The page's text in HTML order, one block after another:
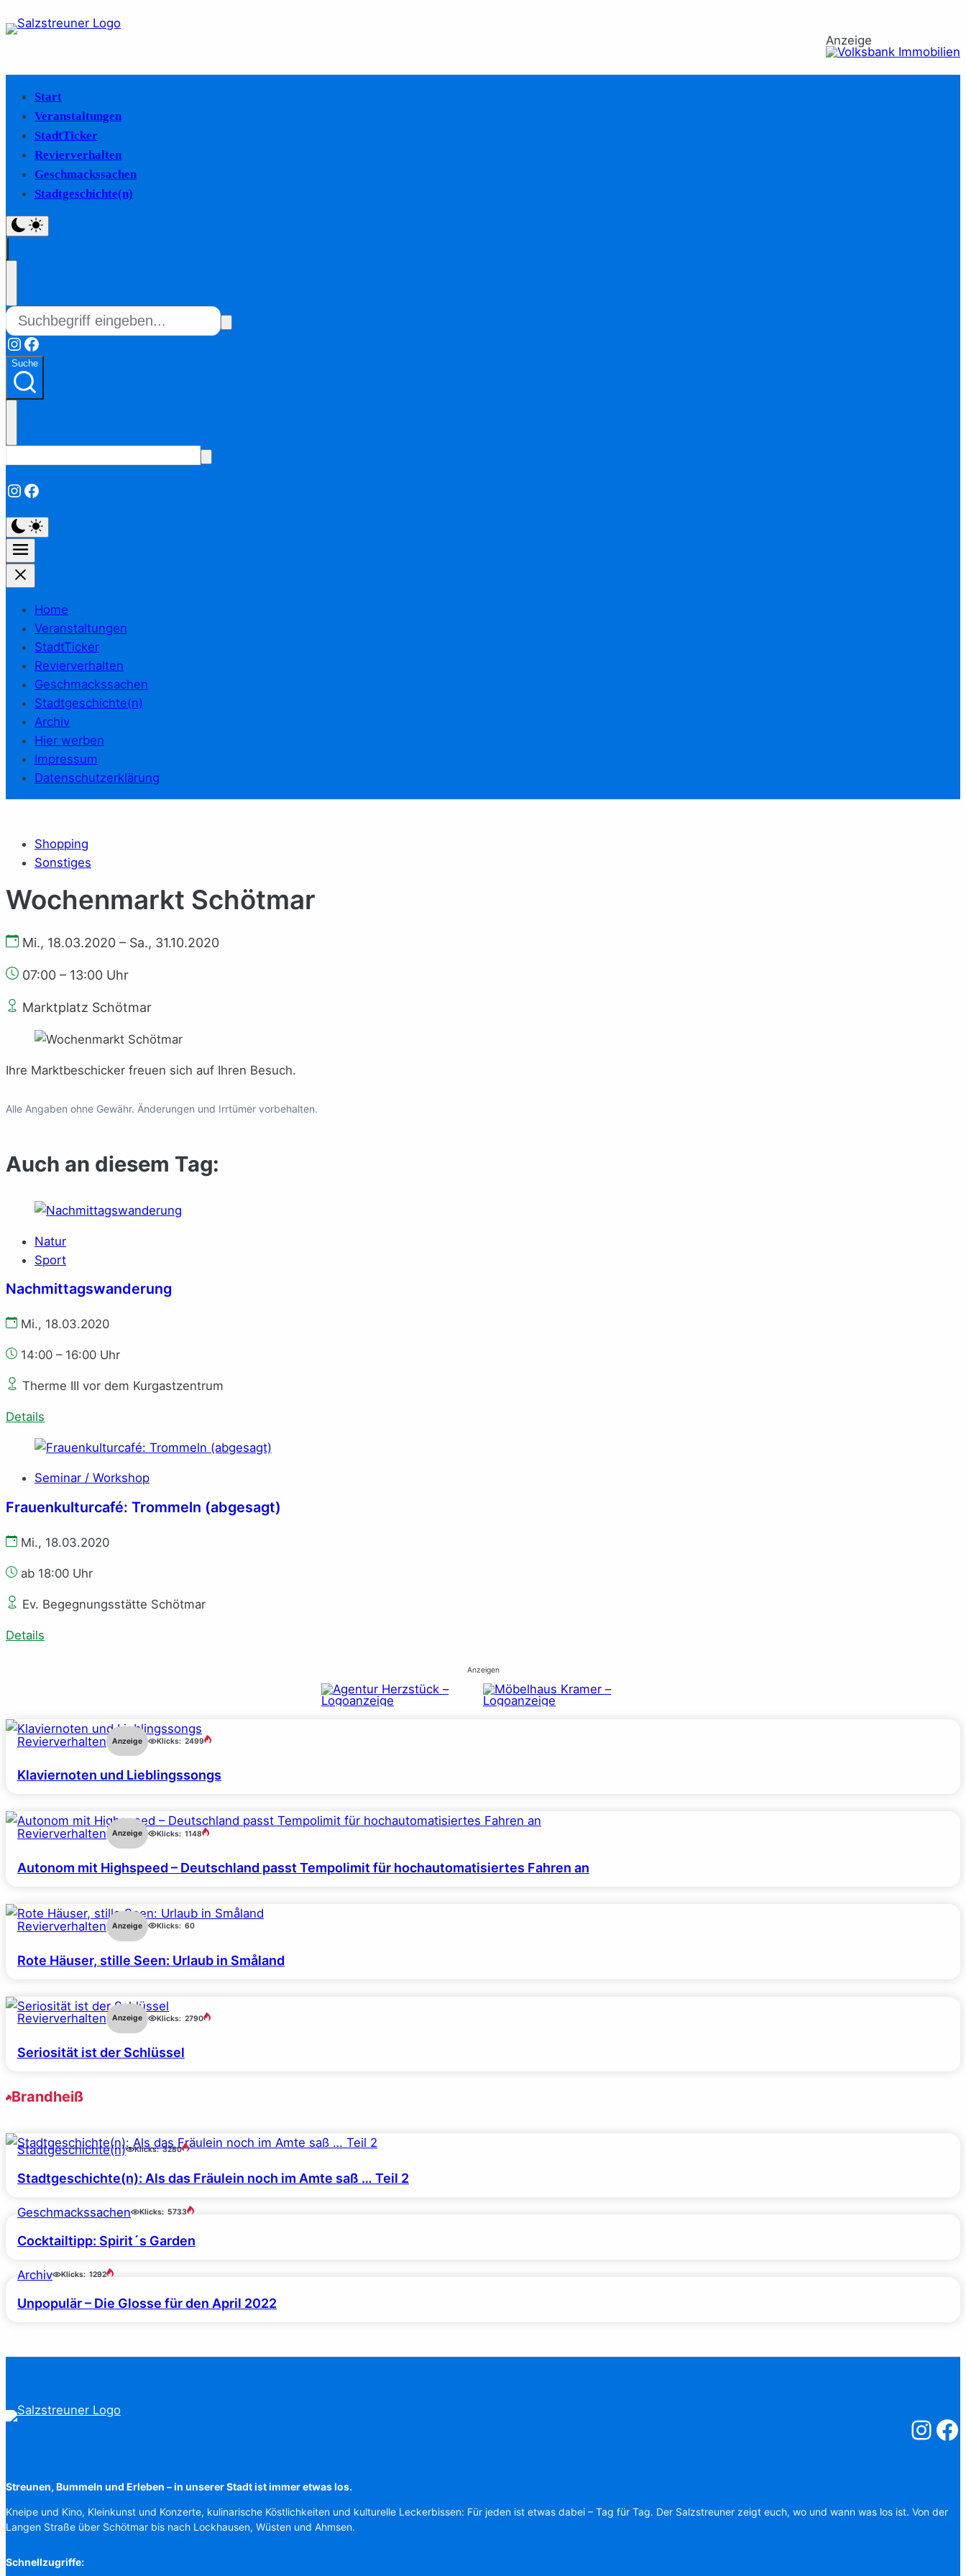
Anzeige
Start
Veranstaltungen
StadtTicker
Revierverhalten
Geschmackssachen
Stadtgeschichte(n)
Instagram
Facebook
Suche
Instagram
Facebook
Home
Veranstaltungen
StadtTicker
Revierverhalten
Geschmackssachen
Stadtgeschichte(n)
Archiv
Hier werben
Impressum
Datenschutzerklärung
Shopping
Sonstiges
Wochenmarkt Schötmar
Mi., 18.03.2020 – Sa., 31.10.2020
07:00 – 13:00 Uhr
Marktplatz Schötmar
Ihre Marktbeschicker freuen sich auf Ihren Besuch.
Alle Angaben ohne Gewähr. Änderungen und Irrtümer vorbehalten.
Auch an diesem Tag:
Natur
Sport
Nachmittagswanderung
Mi., 18.03.2020
14:00 – 16:00 Uhr
Therme III vor dem Kurgastzentrum
Details
Seminar / Workshop
Frauenkulturcafé: Trommeln (abgesagt)
Mi., 18.03.2020
ab 18:00 Uhr
Ev. Begegnungsstätte Schötmar
Details
Anzeigen
Revierverhalten Anzeige Klicks: 2499
Klaviernoten und Lieblingssongs
Revierverhalten Anzeige Klicks: 1148
Autonom mit Highspeed – Deutschland passt Tempolimit für hochautomatisiertes Fahren an
Revierverhalten Anzeige Klicks: 60
Rote Häuser, stille Seen: Urlaub in Småland
Revierverhalten Anzeige Klicks: 2790
Seriosität ist der Schlüssel
Brandheiß
Stadtgeschichte(n) Klicks: 3280
Stadtgeschichte(n): Als das Fräulein noch im Amte saß … Teil 2
Geschmackssachen Klicks: 5733
Cocktailtipp: Spirit´s Garden
Archiv Klicks: 1292
Unpopulär – Die Glosse für den April 2022
Streunen, Bummeln und Erleben – in unserer Stadt ist immer etwas los.
Kneipe und Kino, Kleinkunst und Konzerte, kulinarische Köstlichkeiten und kulturelle Leckerbissen: Für jeden ist etwas dabei – Tag für Tag. Der Salzstreuner zeigt euch, wo und wann was los ist. Von der
Langen Straße über Schötmar bis nach Lockhausen, Wüsten und Ahmsen.
Schnellzugriffe: